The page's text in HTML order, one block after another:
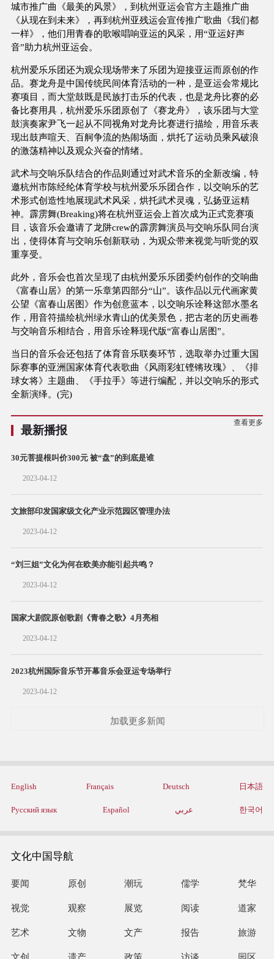
城市推广曲《最美的风景》，到杭州亚运会官方主题推广曲
《从现在到未来》，再到杭州亚残运会宣传推广歌曲《我们都
一样》，他们用青春的歌喉唱响亚运的风采，用“亚运好声
音”助力杭州亚运会。
杭州爱乐乐团还为观众现场带来了乐团为迎接亚运而原创的作
品。赛龙舟是中国传统民间体育活动的一种，是亚运会常规比
赛项目，而大堂鼓既是民族打击乐的代表，也是龙舟比赛的必
备比赛用具，杭州爱乐乐团原创了《赛龙舟》，该乐团与大堂
鼓演奏家尹飞一起从不同视角对龙舟比赛进行描绘，用音乐表
现出鼓声喧天、百舸争流的热闹场面，烘托了运动员乘风破浪
的激荡精神以及观众兴奋的情绪。
武术与交响乐队结合的作品则通过对武术音乐的全新改编，特
邀杭州市陈经纶体育学校与杭州爱乐乐团合作，以交响乐的艺
术形式创造性地展现武术风采，烘托武术灵魂，弘扬亚运精
神。霹雳舞(Breaking)将在杭州亚运会上首次成为正式竞赛项
目，该音乐会邀请了龙阱crew的霹雳舞演员与交响乐队同台演
出，使得体育与交响乐创新联动，为观众带来视觉与听觉的双
重享受。
此外，音乐会也首次呈现了由杭州爱乐乐团委约创作的交响曲
《富春山居》的第一乐章第四部分“山”。该作品以元代画家黄
公望《富春山居图》作为创意蓝本，以交响乐诠释这部水墨名
作，用音符描绘杭州绿水青山的优美景色，把古老的历史画卷
与交响音乐相结合，用音乐诠释现代版“富春山居图”。
当日的音乐会还包括了体育音乐联奏环节，选取举办过重大国
际赛事的亚洲国家体育代表歌曲《风雨彩虹铿锵玫瑰》、《排
球女将》主题曲、《手拉手》等进行编配，并以交响乐的形式
全新演绎。(完)
最新播报
查看更多
30元菩提根叫价300元 被“盘”的到底是谁
2023-04-12
文旅部印发国家级文化产业示范园区管理办法
2023-04-12
“刘三姐”文化为何在欧美亦能引起共鸣？
2023-04-12
国家大剧院原创歌剧《青春之歌》4月亮相
2023-04-12
2023杭州国际音乐节开幕音乐会亚运专场举行
2023-04-12
加载更多新闻
English Français Deutsch 日本語
Русский язык Español عربي 한국어
文化中国导航
要闻 原创 潮玩 儒学 梵华
视觉 观察 展览 阅读 道家
艺术 文物 文产 报告 旅游
文创 遗产 政策 访谈 园区